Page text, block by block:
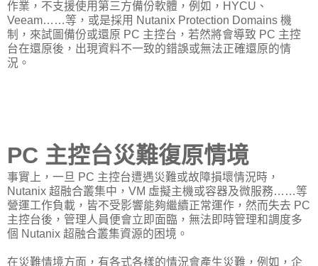
作業，不支援使用第三方備份軟體，例如，HYCU、
Veeam……等，或是採用 Nutanix Protection Domains 機
制，來試圖備份或還原 PC 主控台，若然將會導致 PC 主控
台在還原後，出現資料不一致的錯誤或無法正確還原的情
況。
PC 主控台災難復原情境
事實上，一旦 PC 主控台遭遇災難或故障損壞情況時，
Nutanix 超融合叢集中，VM 虛擬主機或容器及微服務……等
營運工作負載，皆不受影響能夠繼續正常運作，然而失去 PC
主控台後，管理人員便會立即面臨，無法即時管理和調度多
個 Nutanix 超融合叢集資源的困境。
在災難情境方面，有各式各樣的情況會產生災難，例如，企